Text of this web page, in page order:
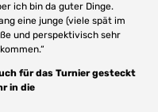
ich bin da guter Dinge.
eine junge (viele spät im
und perspektivisch sehr
für das Turnier gesteckt
in die